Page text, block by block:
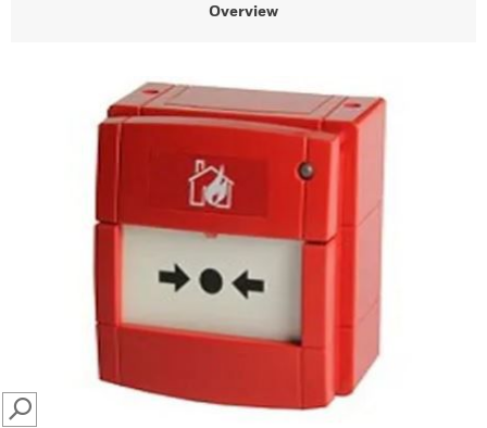
Overview
SEARCH